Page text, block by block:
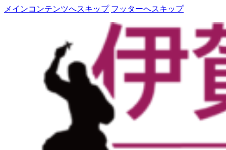
メインコンテンツへスキップ フッターへスキップ